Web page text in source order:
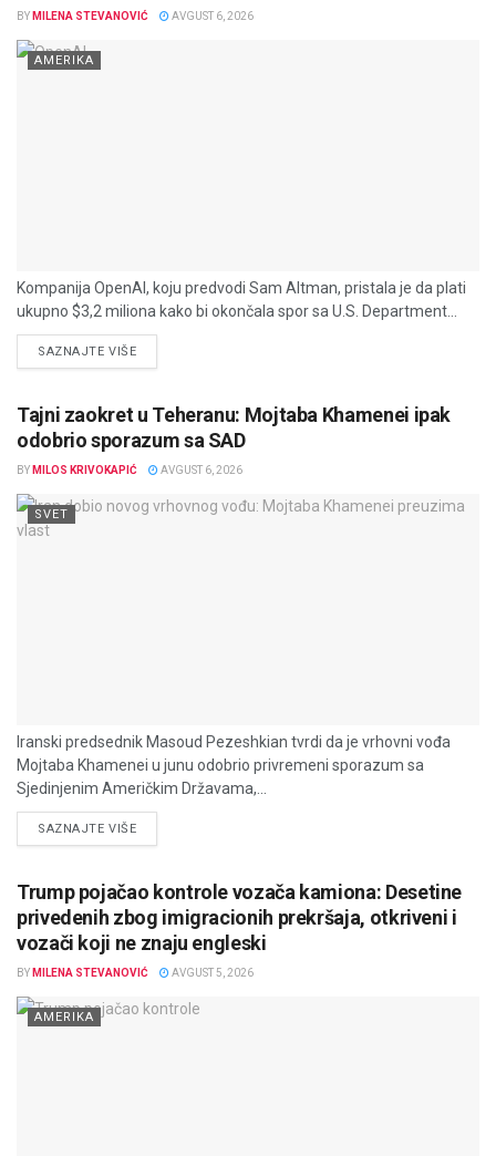
BY MILENA STEVANOVIĆ AVGUST 6, 2026
AMERIKA
Kompanija OpenAI, koju predvodi Sam Altman, pristala je da plati
ukupno $3,2 miliona kako bi okončala spor sa U.S. Department...
SAZNAJTE VIŠEDETAILS
Tajni zaokret u Teheranu: Mojtaba Khamenei ipak
odobrio sporazum sa SAD
BY MILOS KRIVOKAPIĆ AVGUST 6, 2026
SVET
Iranski predsednik Masoud Pezeshkian tvrdi da je vrhovni vođa
Mojtaba Khamenei u junu odobrio privremeni sporazum sa
Sjedinjenim Američkim Državama,...
SAZNAJTE VIŠEDETAILS
Trump pojačao kontrole vozača kamiona: Desetine
privedenih zbog imigracionih prekršaja, otkriveni i
vozači koji ne znaju engleski
BY MILENA STEVANOVIĆ AVGUST 5, 2026
AMERIKA